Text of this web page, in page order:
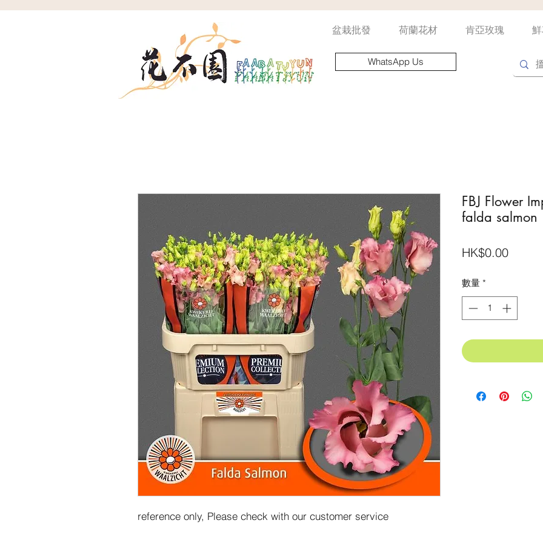
盆栽批發 荷蘭花材 肯亞玫瑰
WhatsApp Us
reference only, Please check with our customer service
FBJ Flower
falda salmon
HK$0.00價
數量 *